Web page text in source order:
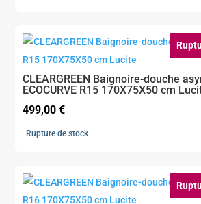
CLEARGREEN Baignoire-douche
ECOCURVE R15 170X75X50 cm
499,00€
Rupture de stock